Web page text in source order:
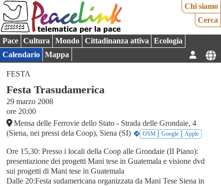
Chi siamo
Cerca
Pace Cultura Mondo Cittadinanza attiva
Ecologia
Calendario
Mappa
FESTA
Festa Trasudamerica
29 marzo 2008
ore 20:00
Mensa delle Ferrovie dello Stato - Strada delle Grondaie, 4
(Siena, nei pressi dela Coop), Siena (SI)
OSM Google Apple
Ore 15,30: Presso i locali della Coop alle Grondaie (II Piano):
presentazione dei progetti Mani tese in Guatemala e visione dvd
sui progetti di Mani tese in Guatemala
Dalle 20:Festa sudamericana organizzata da Mani Tese Siena in